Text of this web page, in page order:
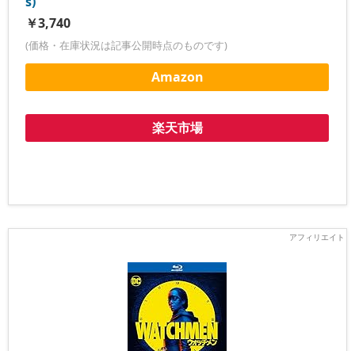
￥3,740
(価格・在庫状況は記事公開時点のものです)
Amazon
楽天市場